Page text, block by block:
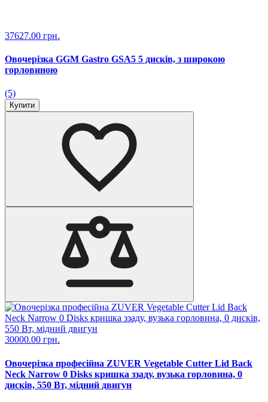
37627.00 грн.
Овочерізка GGM Gastro GSA5 5 дисків, з широкою
горловиною
(5)
Купити
30000.00 грн.
Овочерізка професійна ZUVER Vegetable Cutter Lid Back
Neck Narrow 0 Disks кришка ззаду, вузька горловина, 0
дисків, 550 Вт, мідний двигун